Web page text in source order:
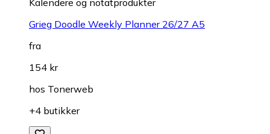
Kalendere og notatprodukter
Grieg Doodle Weekly Planner 26/27 A5
fra
154 kr
hos Tonerweb
+4 butikker